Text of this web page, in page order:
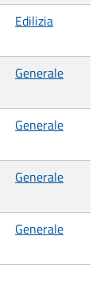
Edilizia
Generale
Generale
Generale
Generale